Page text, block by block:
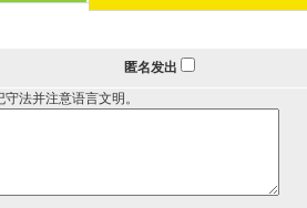
匿名发出
法并注意语言文明。